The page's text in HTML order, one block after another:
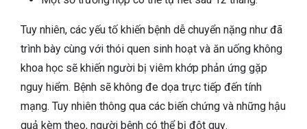
Tuy nhiên, các yếu tố khiến bệnh dễ chuyển nặng như đã
trình bày cùng với thói quen sinh hoạt và ăn uống không
khoa học sẽ khiến người bị viêm khớp phản ứng gặp
nguy hiểm. Bệnh sẽ không đe dọa trực tiếp đến tính
mạng. Tuy nhiên thông qua các biến chứng và những hậu
quả kèm theo, người bệnh có thể bị đột quỵ.